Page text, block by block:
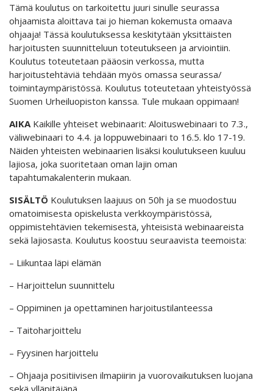
Tämä koulutus on tarkoitettu juuri sinulle seurassa
ohjaamista aloittava tai jo hieman kokemusta omaava
ohjaaja! Tässä koulutuksessa keskitytään yksittäisten
harjoitusten suunnitteluun toteutukseen ja arviointiin.
Koulutus toteutetaan pääosin verkossa, mutta
harjoitustehtäviä tehdään myös omassa seurassa/
toimintaympäristössä. Koulutus toteutetaan yhteistyössä
Suomen Urheiluopiston kanssa. Tule mukaan oppimaan!
AIKA Kaikille yhteiset webinaarit: Aloituswebinaari to 7.3.,
väliwebinaari to 4.4. ja loppuwebinaari to 16.5. klo 17-19.
Näiden yhteisten webinaarien lisäksi koulutukseen kuuluu
lajiosa, joka suoritetaan oman lajin oman
tapahtumakalenterin mukaan.
SISÄLTÖ Koulutuksen laajuus on 50h ja se muodostuu
omatoimisesta opiskelusta verkkoympäristössä,
oppimistehtävien tekemisestä, yhteisistä webinaareista
sekä lajiosasta. Koulutus koostuu seuraavista teemoista:
– Liikuntaa läpi elämän
– Harjoittelun suunnittelu
– Oppiminen ja opettaminen harjoitustilanteessa
– Taitoharjoittelu
– Fyysinen harjoittelu
– Ohjaaja positiivisen ilmapiirin ja vuorovaikutuksen luojana
sekä ylläpitäjänä